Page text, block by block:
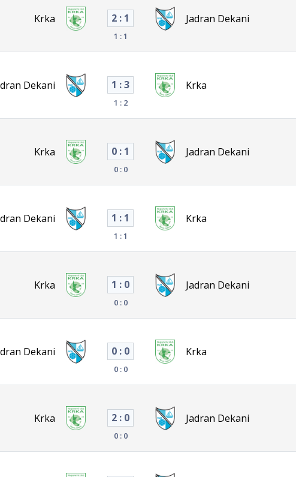
Krka 2 : 1
1 : 1
Jadran Dekani
Dekani 1 : 3
1 : 2
Krka
Krka 0 : 1
0 : 0
Jadran Dekani
Dekani 1 : 1
1 : 1
Krka
Krka 1 : 0
0 : 0
Jadran Dekani
Dekani 0 : 0
0 : 0
Krka
Krka 2 : 0
0 : 0
Jadran Dekani